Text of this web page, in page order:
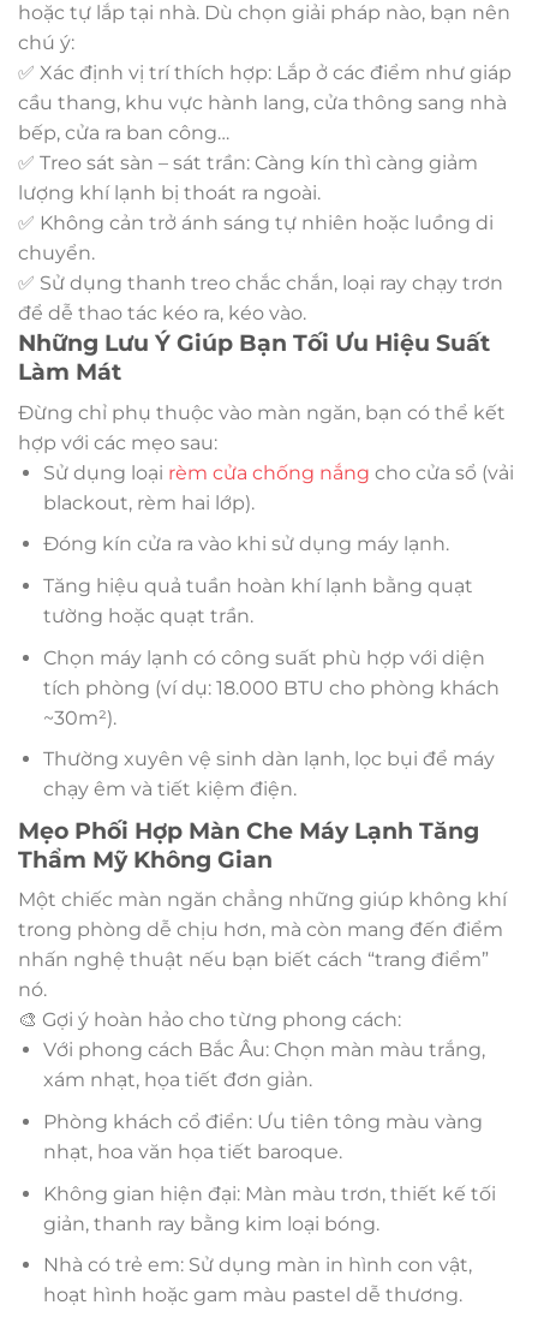
hoặc tự lắp tại nhà. Dù chọn giải pháp nào, bạn nên
chú ý:
✅ Xác định vị trí thích hợp: Lắp ở các điểm như giáp
cầu thang, khu vực hành lang, cửa thông sang nhà
bếp, cửa ra ban công…
✅ Treo sát sàn – sát trần: Càng kín thì càng giảm
lượng khí lạnh bị thoát ra ngoài.
✅ Không cản trở ánh sáng tự nhiên hoặc luồng di
chuyển.
✅ Sử dụng thanh treo chắc chắn, loại ray chạy trơn
để dễ thao tác kéo ra, kéo vào.
Những Lưu Ý Giúp Bạn Tối Ưu Hiệu Suất
Làm Mát
Đừng chỉ phụ thuộc vào màn ngăn, bạn có thể kết
hợp với các mẹo sau:
Sử dụng loại rèm cửa chống nắng cho cửa sổ (vải
blackout, rèm hai lớp).
Đóng kín cửa ra vào khi sử dụng máy lạnh.
Tăng hiệu quả tuần hoàn khí lạnh bằng quạt
tường hoặc quạt trần.
Chọn máy lạnh có công suất phù hợp với diện
tích phòng (ví dụ: 18.000 BTU cho phòng khách
~30m²).
Thường xuyên vệ sinh dàn lạnh, lọc bụi để máy
chạy êm và tiết kiệm điện.
Mẹo Phối Hợp Màn Che Máy Lạnh Tăng
Thẩm Mỹ Không Gian
Một chiếc màn ngăn chẳng những giúp không khí
trong phòng dễ chịu hơn, mà còn mang đến điểm
nhấn nghệ thuật nếu bạn biết cách “trang điểm”
nó.
🎨 Gợi ý hoàn hảo cho từng phong cách:
Với phong cách Bắc Âu: Chọn màn màu trắng,
xám nhạt, họa tiết đơn giản.
Phòng khách cổ điển: Ưu tiên tông màu vàng
nhạt, hoa văn họa tiết baroque.
Không gian hiện đại: Màn màu trơn, thiết kế tối
giản, thanh ray bằng kim loại bóng.
Nhà có trẻ em: Sử dụng màn in hình con vật,
hoạt hình hoặc gam màu pastel dễ thương.